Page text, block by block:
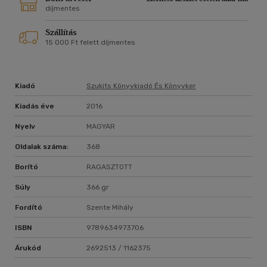
díjmentes
Szállítás
15 000 Ft felett díjmentes
Kiadó Szukits Könyvkiadó És Könyvker
Kiadás éve 2016
Nyelv MAGYAR
Oldalak száma: 368
Borító RAGASZTOTT
Súly 366 gr
Fordító Szente Mihály
ISBN 9789634973706
Árukód 2692513 / 1162375